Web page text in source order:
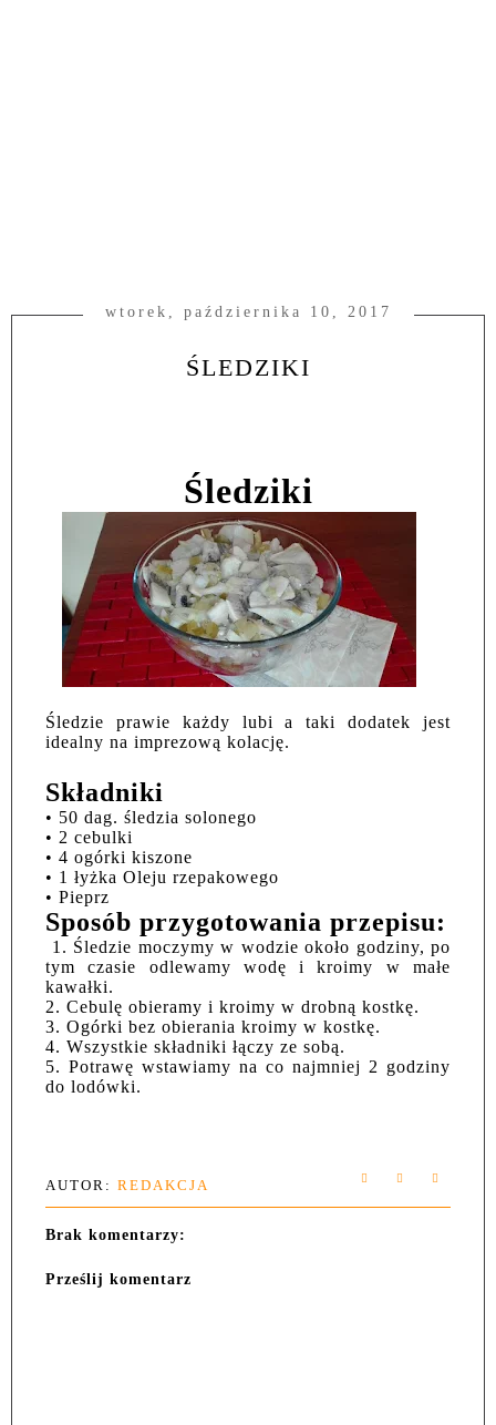
wtorek, października 10, 2017
ŚLEDZIKI
Śledziki
Śledzie prawie każdy lubi a taki dodatek jest
idealny na imprezową kolację.
Składniki
• 50 dag. śledzia solonego
• 2 cebulki
• 4 ogórki kiszone
• 1 łyżka Oleju rzepakowego
• Pieprz
Sposób przygotowania przepisu:
1. Śledzie moczymy w wodzie około godziny, po
tym czasie odlewamy wodę i kroimy w małe
kawałki.
2. Cebulę obieramy i kroimy w drobną kostkę.
3. Ogórki bez obierania kroimy w kostkę.
4. Wszystkie składniki łączy ze sobą.
5. Potrawę wstawiamy na co najmniej 2 godziny
do lodówki.
AUTOR: REDAKCJA
Brak komentarzy:
Prześlij komentarz